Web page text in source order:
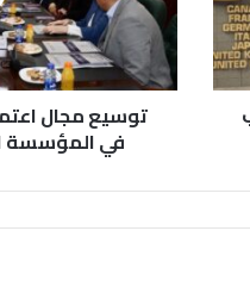
م
ج
ا
ل
م
د
توسيع مجال
في المؤسسة